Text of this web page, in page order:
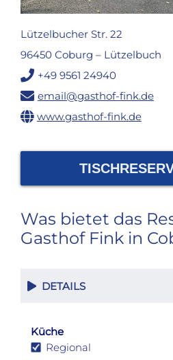
Lützelbucher Str. 22
96450 Coburg – Lützelbuch
+49 9561 24940
email@gasthof-fink.de
www.gasthof-fink.de
Was bietet das
Gasthof Fink in
DETAILS
Küche
Regional